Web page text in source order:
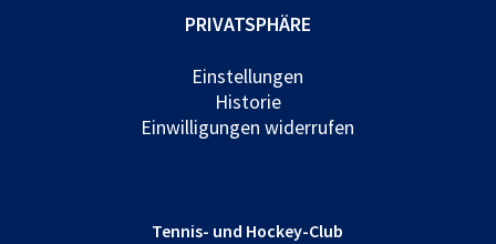
PRIVATSPHÄRE
Einstellungen
Historie
Einwilligungen widerrufen
Tennis- und Hockey-Club